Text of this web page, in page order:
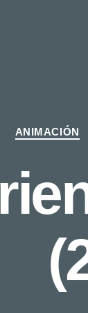
ANIMACIÓN